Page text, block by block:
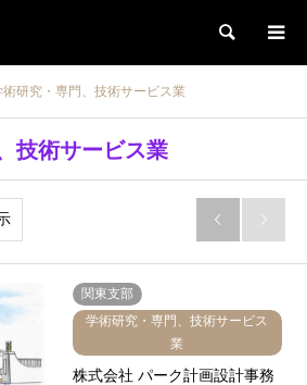
検索
術研究・専門、技術サービス業
技術サービス業
 
関東支部
学術研究・専門、技術サービス
業
株式会社 パーク計画設計事務